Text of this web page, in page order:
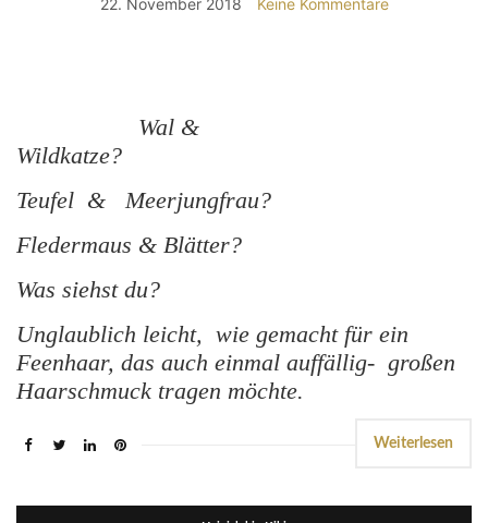
22. November 2018 Keine Kommentare
Wal &
Wildkatze?
Teufel & Meerjungfrau?
Fledermaus & Blätter?
Was siehst du?
Unglaublich leicht, wie gemacht für ein
Feenhaar, das auch einmal auffällig- großen
Haarschmuck tragen möchte.
Weiterlesen